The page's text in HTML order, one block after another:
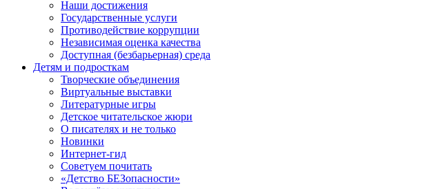
Наши достижения
Государственные услуги
Противодействие коррупции
Независимая оценка качества
Доступная (безбарьерная) среда
Детям и подросткам
Творческие объединения
Виртуальные выставки
Литературные игры
Детское читательское жюри
О писателях и не только
Новинки
Интернет-гид
Советуем почитать
«Детство БЕЗопасности»